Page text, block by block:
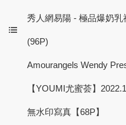
秀人網易陽 - 極品爆奶
(96P)
Amourangels Wendy
【YOUMI尤蜜荟】
無水印寫真【68P】